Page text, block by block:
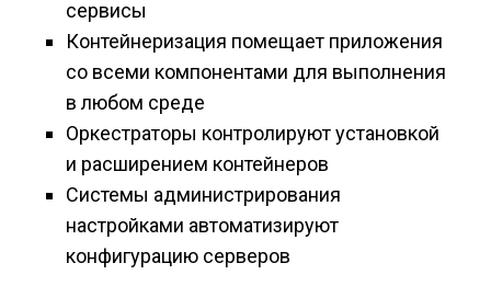
сервисы
Контейнеризация помещает приложения
со всеми компонентами для выполнения
в любом среде
Оркестраторы контролируют установкой
и расширением контейнеров
Системы администрирования
настройками автоматизируют
конфигурацию серверов